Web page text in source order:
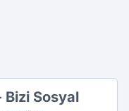
Bizi Sosyal